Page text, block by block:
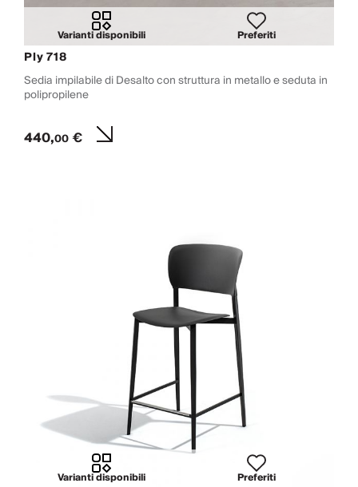
Varianti disponibili Preferiti
Ply 718
Sedia impilabile di Desalto con struttura in metallo e seduta in
polipropilene
440,00€
Varianti disponibili Preferiti